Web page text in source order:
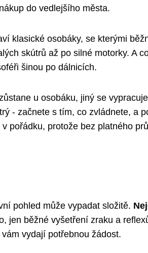
do vedlejšího města.
klasické osobáky, se kterými
skútrů až po silné motorky. A
šinou po dálnicích.
u osobáku, jiný se
- začnete s tím, co zvládnete, a
pořádku, protože bez platného
pohled může vypadat složitě.
jen běžné vyšetření zraku a
vydají potřebnou žádost.